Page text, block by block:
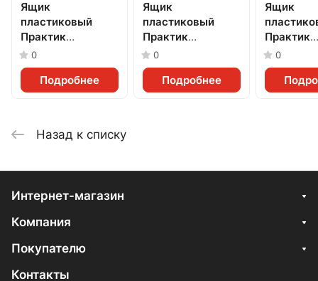
Ящик
пластиковый
Практик
(500x230x150мм)
0
Подробнее
Ящик
пластиковый
Практик
(400x230x150мм)
0
Подробнее
Ящик
Практик
0
Назад к списку
Интернет-магазин
Компания
Покупателю
Контакты